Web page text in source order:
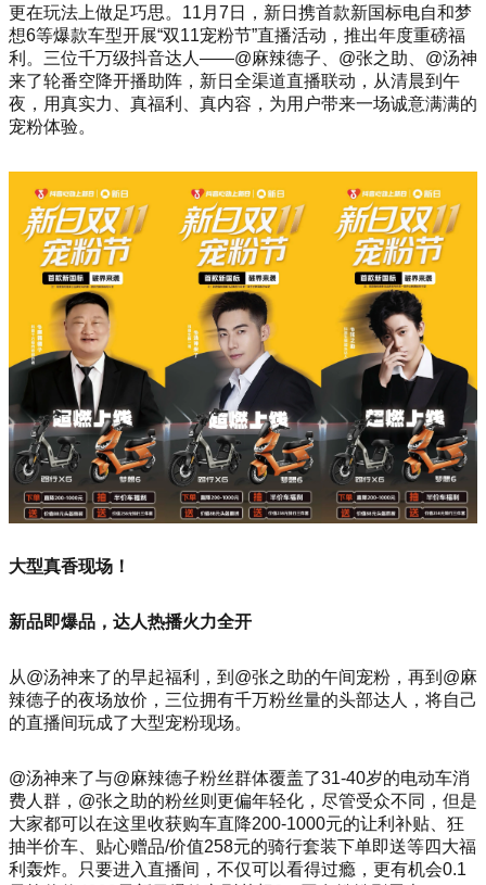
更在玩法上做足巧思。11月7日，新日携首款新国标电自和梦
想6等爆款车型开展“双11宠粉节”直播活动，推出年度重磅福
利。三位千万级抖音达人——@麻辣德子、@张之助、@汤神
来了轮番空降开播助阵，新日全渠道直播联动，从清晨到午
夜，用真实力、真福利、真内容，为用户带来一场诚意满满的
宠粉体验。
大型真香现场！
新品即爆品，达人热播火力全开
从@汤神来了的早起福利，到@张之助的午间宠粉，再到@麻
辣德子的夜场放价，三位拥有千万粉丝量的头部达人，将自己
的直播间玩成了大型宠粉现场。
@汤神来了与@麻辣德子粉丝群体覆盖了31-40岁的电动车消
费人群，@张之助的粉丝则更偏年轻化，尽管受众不同，但是
大家都可以在这里收获购车直降200-1000元的让利补贴、狂
抽半价车、贴心赠品/价值258元的骑行套装下单即送等四大福
利轰炸。只要进入直播间，不仅可以看得过瘾，更有机会0.1